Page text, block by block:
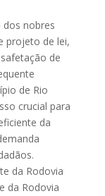
dos nobres
projeto de lei,
de
de Rio
crucial para
da
da Rodovia
da Rodovia